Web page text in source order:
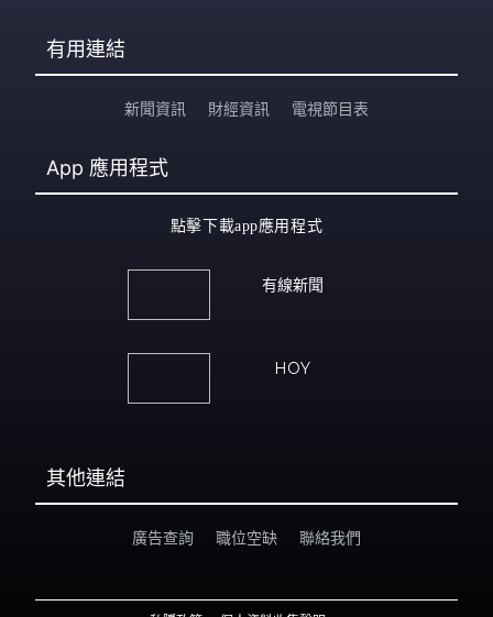
有用連結
新聞資訊 財經資訊 電視節目表
App 應用程式
點擊下載app應用程式
有線新聞
HOY
其他連結
廣告查詢 職位空缺 聯絡我們